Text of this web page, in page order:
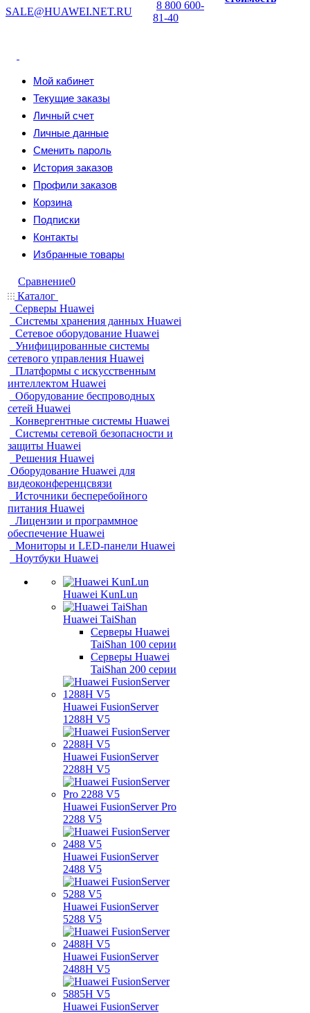
SALE@HUAWEI.NET.RU
8 800 600-
81-40
Мой кабинет
Текущие заказы
Личный счет
Личные данные
Сменить пароль
История заказов
Профили заказов
Корзина
Подписки
Контакты
Избранные товары
Сравнение0
Каталог
Серверы Huawei
Системы хранения данных Huawei
Сетевое оборудование Huawei
Унифицированные системы
сетевого управления Huawei
Платформы с искусственным
интеллектом Huawei
Оборудование беспроводных
сетей Huawei
Конвергентные системы Huawei
Системы сетевой безопасности и
защиты Huawei
Решения Huawei
Оборудование Huawei для
видеоконференцсвязи
Источники бесперебойного
питания Huawei
Лицензии и программное
обеспечение Huawei
Мониторы и LED-панели Huawei
Ноутбуки Huawei
Huawei KunLun
Huawei TaiShan
Серверы Huawei
TaiShan 100 серии
Серверы Huawei
TaiShan 200 серии
Huawei FusionServer
1288H V5
Huawei FusionServer
2288H V5
Huawei FusionServer Pro
2288 V5
Huawei FusionServer
2488 V5
Huawei FusionServer
5288 V5
Huawei FusionServer
2488H V5
Huawei FusionServer